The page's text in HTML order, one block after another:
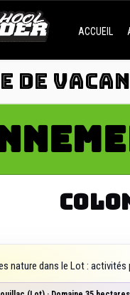
ACCUEIL
DE
✦
nature dans le Lot :